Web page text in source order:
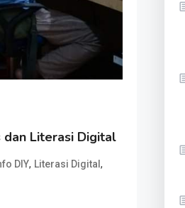
Literasi Digital
DIY, Literasi Digital ,